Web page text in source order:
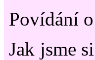
Povídání
Jak jsme